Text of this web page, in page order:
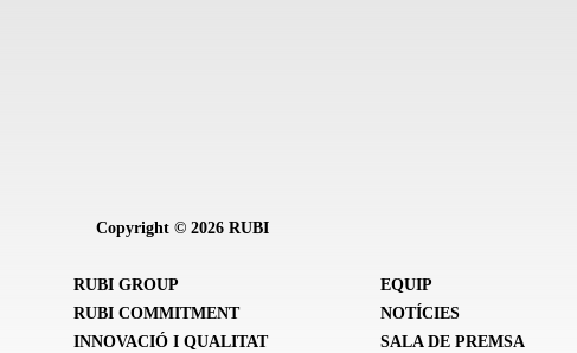
Copyright © 2026 RUBI
RUBI GROUP
RUBI COMMITMENT
INNOVACIÓ I QUALITAT
EQUIP
NOTÍCIES
SALA DE PREMSA